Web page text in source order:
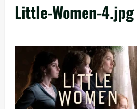
Little-Women-4.jpg